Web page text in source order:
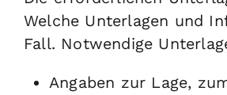
Welche Unterlagen und
Fall. Notwendige
Angaben zur Lage,